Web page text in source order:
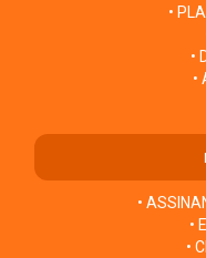
•
•
•
•
•
•